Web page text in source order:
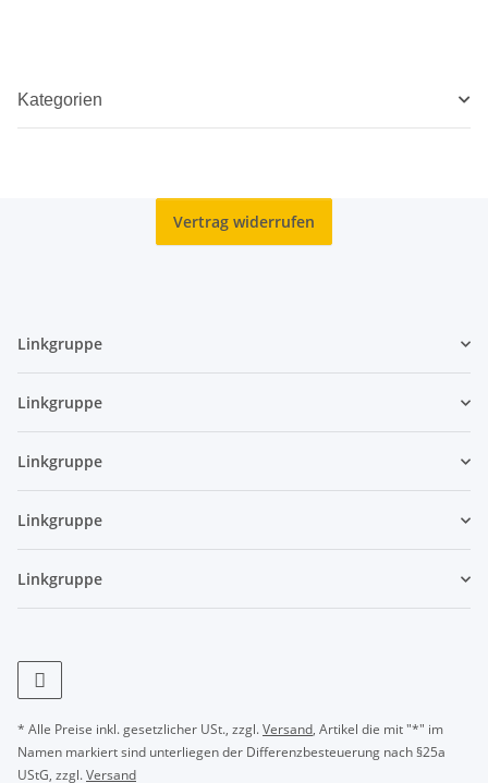
Kategorien
Vertrag widerrufen
Linkgruppe
Linkgruppe
Linkgruppe
Linkgruppe
Linkgruppe
* Alle Preise inkl. gesetzlicher USt., zzgl.Versand, Artikel die mit "*" im
Namen markiert sind unterliegen der Differenzbesteuerung nach §25a
UStG, zzgl.Versand